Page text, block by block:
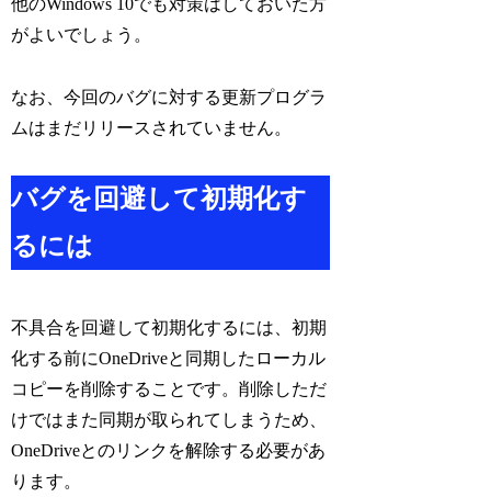
他のWindows 10でも対策はしておいた方
がよいでしょう。
なお、今回のバグに対する更新プログラ
ムはまだリリースされていません。
バグを回避して初期化す
るには
不具合を回避して初期化するには、初期
化する前にOneDriveと同期したローカル
コピーを削除することです。削除しただ
けではまた同期が取られてしまうため、
OneDriveとのリンクを解除する必要があ
ります。